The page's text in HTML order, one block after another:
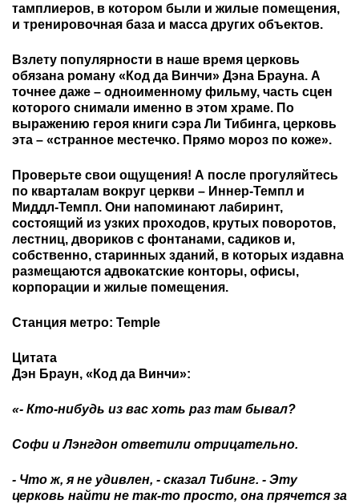
тамплиеров, в котором были и жилые помещения,
и тренировочная база и масса других объектов.
Взлету популярности в наше время церковь
обязана роману «Код да Винчи» Дэна Брауна. А
точнее даже – одноименному фильму, часть сцен
которого снимали именно в этом храме. По
выражению героя книги сэра Ли Тибинга, церковь
эта – «странное местечко. Прямо мороз по коже».
Проверьте свои ощущения! А после прогуляйтесь
по кварталам вокруг церкви – Иннер-Темпл и
Миддл-Темпл. Они напоминают лабиринт,
состоящий из узких проходов, крутых поворотов,
лестниц, двориков с фонтанами, садиков и,
собственно, старинных зданий, в которых издавна
размещаются адвокатские конторы, офисы,
корпорации и жилые помещения.
Станция метро: Temple
Цитата
Дэн Браун, «Код да Винчи»:
«- Кто-нибудь из вас хоть раз там бывал?
Софи и Лэнгдон ответили отрицательно.
- Что ж, я не удивлен, - сказал Тибинг. - Эту
церковь найти не так-то просто, она прячется за